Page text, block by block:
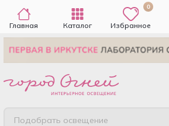
Главная Каталог
0
Избранное
Подобрать освещение